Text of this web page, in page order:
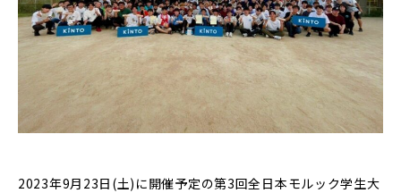
2023年9月23日(土)に開催予定の第3回全日本モルック学生大